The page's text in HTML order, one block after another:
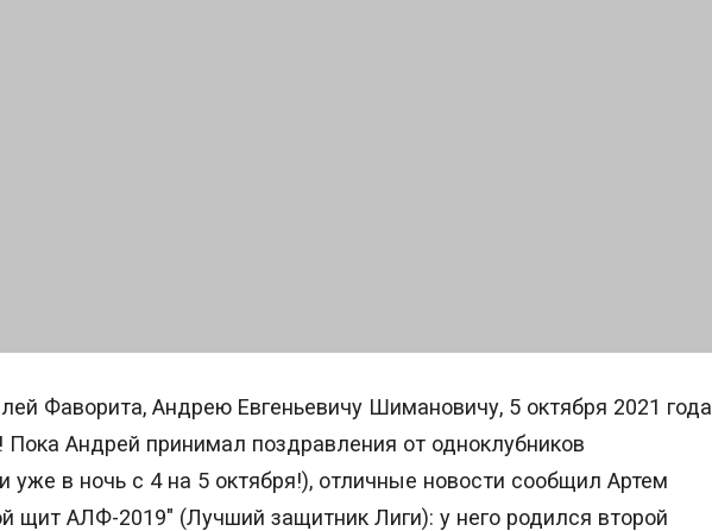
Фаворита, Андрею Евгеньевичу Шимановичу, 5 октября 2021 года
Пока Андрей принимал поздравления от одноклубников
уже в ночь с 4 на 5 октября!), отличные новости сообщил Артем
щит АЛФ-2019" (Лучший защитник Лиги): у него родился второй